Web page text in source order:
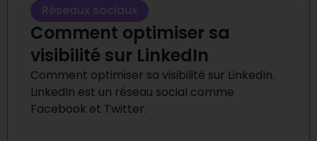
Réseaux sociaux
Comment optimiser sa
visibilité sur LinkedIn
Comment optimiser sa visibilité sur LinkedIn.
LinkedIn est un réseau social comme
Facebook et Twitter.